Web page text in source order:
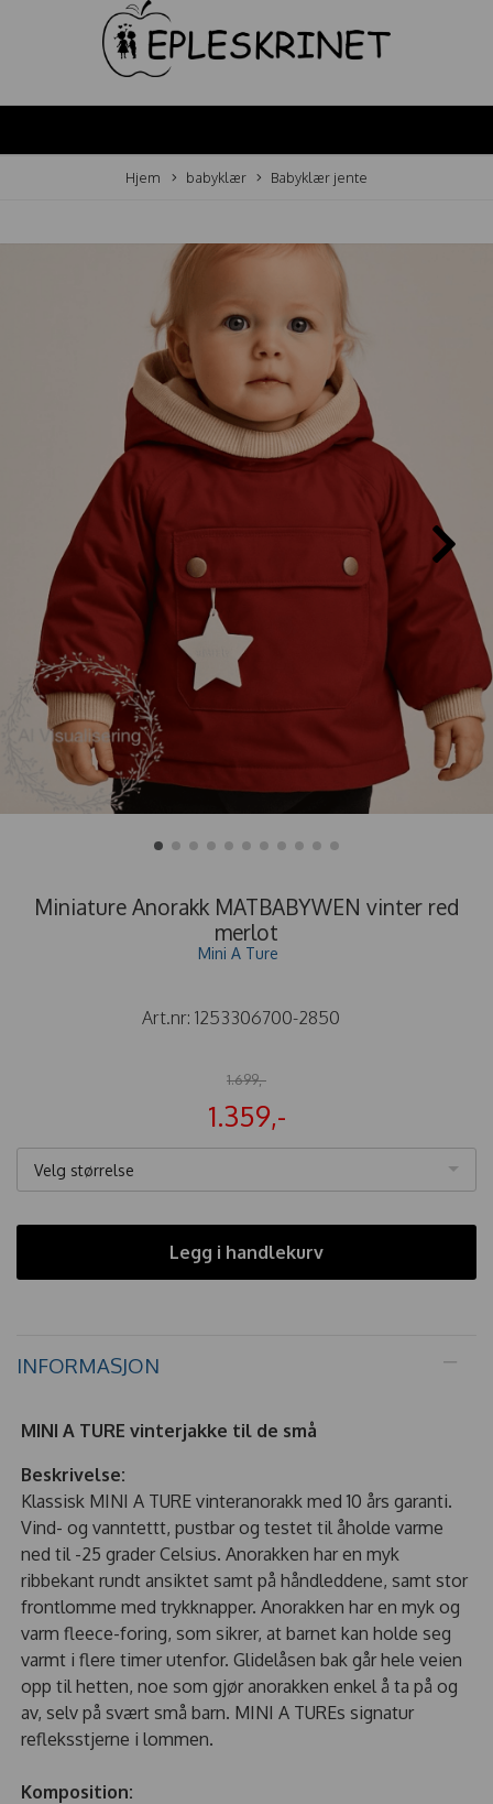
Hjem babyklær Babyklær jente
Miniature Anorakk MATBABYWEN vinter red
merlot
Mini A Ture
Art.nr: 1253306700-2850
1.699,-
1.359,-
Velg størrelse
Legg i handlekurv
INFORMASJON
MINI A TURE vinterjakke til de små
Beskrivelse:
Klassisk MINI A TURE vinteranorakk med 10 års garanti.
Vind- og vanntettt, pustbar og testet til åholde varme
ned til -25 grader Celsius. Anorakken har en myk
ribbekant rundt ansiktet samt på håndleddene, samt stor
frontlomme med trykknapper. Anorakken har en myk og
varm fleece-foring, som sikrer, at barnet kan holde seg
varmt i flere timer utenfor. Glidelåsen bak går hele veien
opp til hetten, noe som gjør anorakken enkel å ta på og
av, selv på svært små barn. MINI A TUREs signatur
refleksstjerne i lommen.
Komposition: